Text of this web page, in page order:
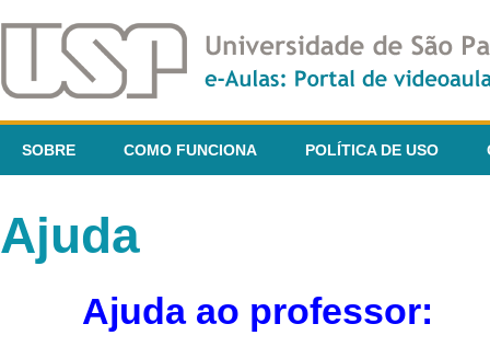
SOBRE COMO FUNCIONA POLÍTICA DE USO
Ajuda
Ajuda ao professor: